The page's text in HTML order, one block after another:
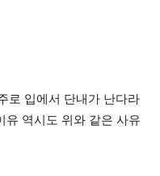
로 입에서 단내가 난다라
유 역시도 위와 같은 사유